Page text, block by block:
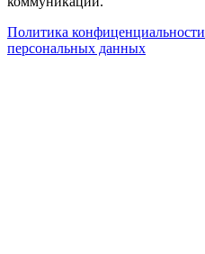
Политика конфиценциальности
персональных данных